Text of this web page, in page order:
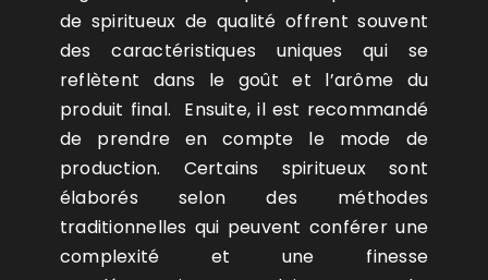
de spiritueux de qualité offrent souvent
des caractéristiques uniques qui se
reflètent dans le goût et l’arôme du
produit final. Ensuite, il est recommandé
de prendre en compte le mode de
production. Certains spiritueux sont
élaborés selon des méthodes
traditionnelles qui peuvent conférer une
complexité et une finesse